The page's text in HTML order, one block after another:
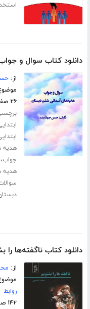
دانلود کتاب سوال و
از:
۲۶ صفحه
هدیه
جواب،
هدیه
سوالات
دانلود کتاب ناگفته‌ها را
از:
روابط
۱۴۲ صفحه